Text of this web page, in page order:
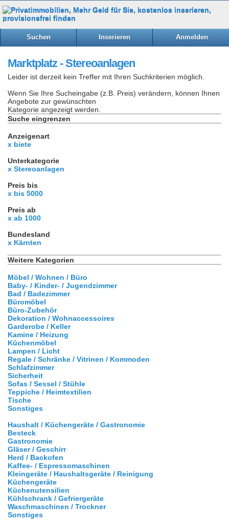
Suchen Inserieren Anmelden
Marktplatz - Stereoanlagen
Leider ist derzeit kein Treffer mit Ihren Suchkriterien möglich.
Wenn Sie Ihre Sucheingabe (z.B. Preis) verändern, können Ihnen
Angebote zur gewünschten
Kategorie angezeigt werden.
Suche eingrenzen
Anzeigenart
x biete
Unterkategorie
x Stereoanlagen
Preis bis
x bis 5000
Preis ab
x ab 1000
Bundesland
x Kärnten
Weitere Kategorien
Möbel / Wohnen / Büro
Baby- / Kinder- / Jugendzimmer
Bad / Badezimmer
Büromöbel
Büro-Zubehör
Dekoration / Wohnaccessoires
Garderobe / Keller
Kamine / Heizung
Küchenmöbel
Lampen / Licht
Regale / Schränke / Vitrinen / Kommoden
Schlafzimmer
Sicherheit
Sofas / Sessel / Stühle
Teppiche / Heimtextilien
Tische
Sonstiges
Haushalt / Küchengeräte / Gastronomie
Besteck
Gastronomie
Gläser / Geschirr
Herd / Backofen
Kaffee- / Espressomaschinen
Kleingeräte / Haushaltsgeräte / Reinigung
Küchengeräte
Küchenutensilien
Kühlschrank / Gefriergeräte
Waschmaschinen / Trockner
Sonstiges